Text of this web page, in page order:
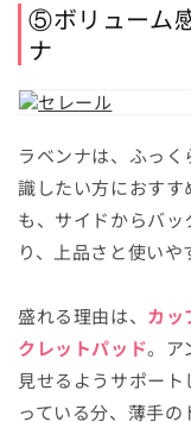
⑤ボリューム
ナ
ラベンナは、ふっ
識したい方におす
も、サイドからバ
り、上品さと使いや
盛れる理由は、 カッ
クレットパッド。ア
見せるようサポー
っている分、薄手の